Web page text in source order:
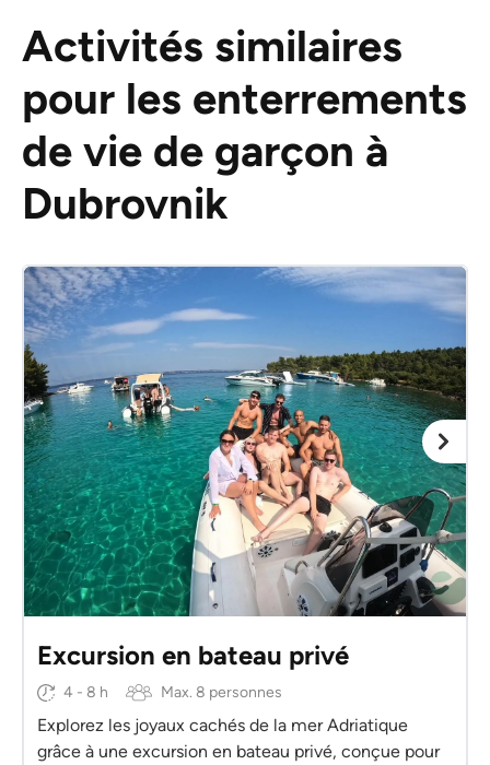
Activités similaires
pour les enterrements
de vie de garçon à
Dubrovnik
Excursion en bateau privé
4 - 8 h Max. 8 personnes
Explorez les joyaux cachés de la mer Adriatique
grâce à une excursion en bateau privé, conçue pour